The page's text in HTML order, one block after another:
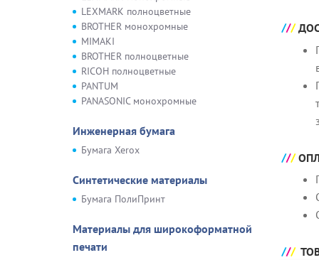
LEXMARK полноцветные
BROTHER монохромные
MIMAKI
BROTHER полноцветные
RICOH полноцветные
PANTUM
PANASONIC монохромные
Инженерная бумага
Бумага Xerox
Синтетические материалы
Бумага ПолиПринт
Материалы для широкоформатной
печати